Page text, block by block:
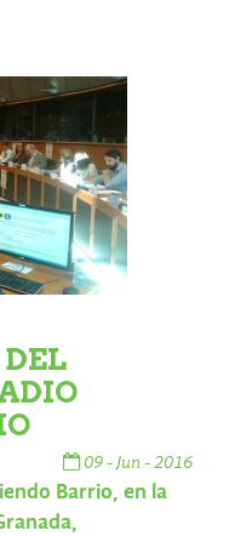
09 - Jun - 2016
Barrio, en la